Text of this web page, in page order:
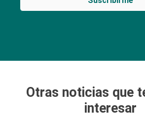
Otras noticias que
interesar